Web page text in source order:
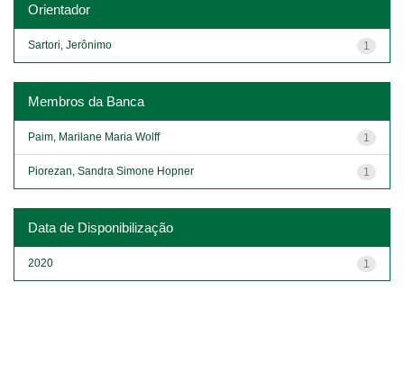
Orientador
1
Sartori, Jerônimo
Membros da Banca
1
Paim, Marilane Maria Wolff
1
Piorezan, Sandra Simone Hopner
Data de Disponibilização
1
2020